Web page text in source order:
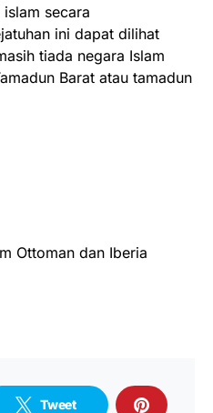
secara
ini dapat dilihat
tiada negara Islam
Barat atau tamadun
Ottoman dan Iberia
Tweet